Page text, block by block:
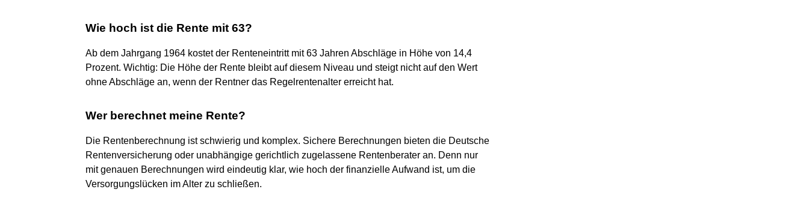
Wie hoch ist die Rente mit 63?
Ab dem Jahrgang 1964 kostet der Renteneintritt mit 63 Jahren Abschläge in Höhe von 14,4
Prozent. Wichtig: Die Höhe der Rente bleibt auf diesem Niveau und steigt nicht auf den Wert
ohne Abschläge an, wenn der Rentner das Regelrentenalter erreicht hat.
Wer berechnet meine Rente?
Die Rentenberechnung ist schwierig und komplex. Sichere Berechnungen bieten die Deutsche
Rentenversicherung oder unabhängige gerichtlich zugelassene Rentenberater an. Denn nur
mit genauen Berechnungen wird eindeutig klar, wie hoch der finanzielle Aufwand ist, um die
Versorgungslücken im Alter zu schließen.